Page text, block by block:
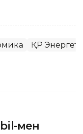
ҚР
мен